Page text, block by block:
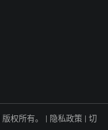
版权所有。 | 隐私政策 | 切